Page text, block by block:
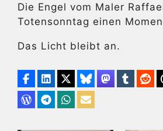
Die Engel vom Maler
Totensonntag einen
Das Licht bleibt an.